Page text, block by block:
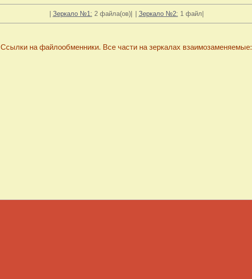
Зеркало №1: 2 файла(ов)| Зеркало №2: 1 файл|
Ссылки на файлообменники. Все части на зеркалах взаимозаменяемые: